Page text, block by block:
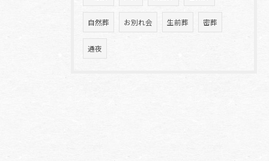
自然葬 お別れ会 生前葬 密葬
通夜